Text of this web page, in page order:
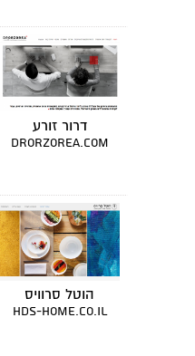
דרור זורע
drorzorea.com
הוטל סרוויס
hds-home.co.il